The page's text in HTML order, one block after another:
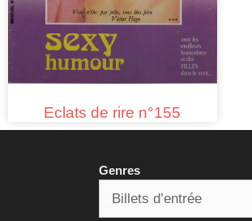
Eclats de rire n°155
Genres